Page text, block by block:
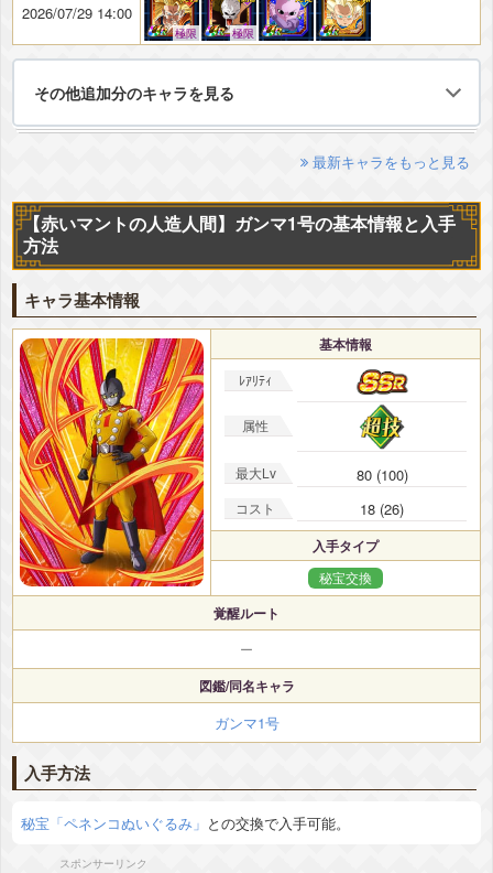
2026/07/29 14:00
極限 極限
その他追加分のキャラを見る
最新キャラをもっと見る
【赤いマントの人造人間】ガンマ1号の基本情報と入手
方法
キャラ基本情報
基本情報
ﾚｱﾘﾃｨ
属性
最大Lv 80 (100)
コスト 18 (26)
入手タイプ
秘宝交換
覚醒ルート
ー
図鑑/同名キャラ
ガンマ1号
入手方法
秘宝「ペネンコぬいぐるみ」 との交換で入手可能。
スポンサーリンク